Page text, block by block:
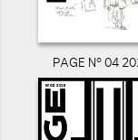
PAGE N° 04